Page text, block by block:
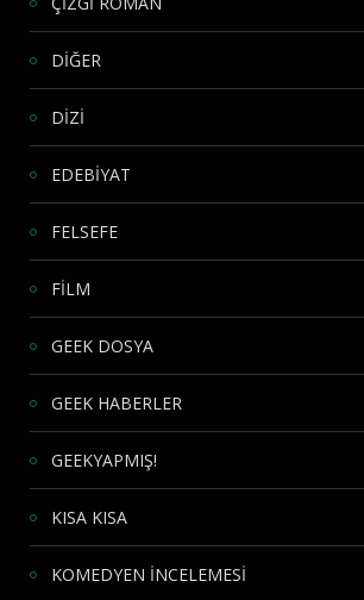
DİĞER
DİZİ
EDEBİYAT
FELSEFE
FİLM
GEEK DOSYA
GEEK HABERLER
GEEKYAPMIŞ!
KISA KISA
KOMEDYEN İNCELEMESİ